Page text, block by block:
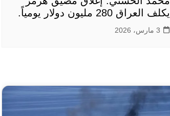
يكلف العراق 280 مليون دولار يومياً.
3 مارس، 2026